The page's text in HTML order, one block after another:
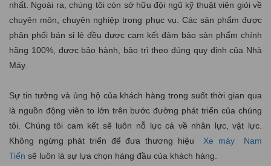
nhất. Ngoài ra, chúng tôi còn sở hữu đội ngũ kỹ thuật viên giỏi về
chuyên môn, chuyên nghiệp trong phục vụ. Các sản phẩm được
phân phối bán sỉ lẻ đều được cam kết đảm bảo sản phẩm chính
hãng 100%, được bảo hành, bảo trì theo đúng quy định của Nhà
Máy.
Sự tin tưởng và ủng hộ của khách hàng trong suốt thời gian qua
là nguồn động viên to lớn trên bước đường phát triển của chúng
tôi. Chúng tôi cam kết sẽ luôn nỗ lực cả về nhân lực, vật lực.
Không ngừng phát triển để đưa thương hiệu
Xe máy
Nam
Tiến sẽ luôn là sự lựa chọn hàng đầu của khách hàng.